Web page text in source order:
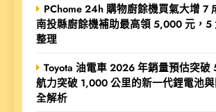
PChome 24h 購物廚餘機買氣大增 7
南投縣廚餘機補助最高領 5,000 元，5
整理
Toyota 油電車 2026 年銷量預估突破
航力突破 1,000 公里的新一代鋰電池
全解析